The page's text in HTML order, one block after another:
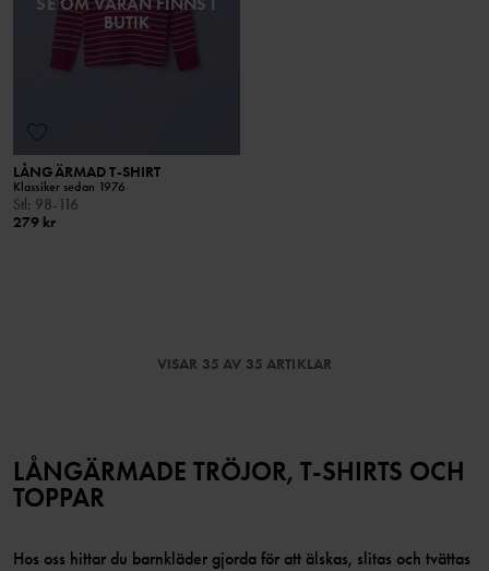
BUTIK
LÅNGÄRMAD T-SHIRT
Klassiker sedan 1976
Stl: 98-116
279 kr
VISAR 35 AV 35 ARTIKLAR
LÅNGÄRMADE TRÖJOR, T-SHIRTS OCH
TOPPAR
Hos oss hittar du barnkläder gjorda för att älskas, slitas och tvättas